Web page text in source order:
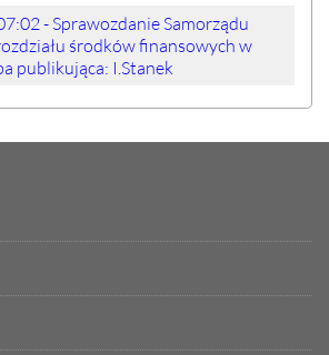
- Sprawozdanie Samorządu
środków finansowych w
publikująca: I.Stanek